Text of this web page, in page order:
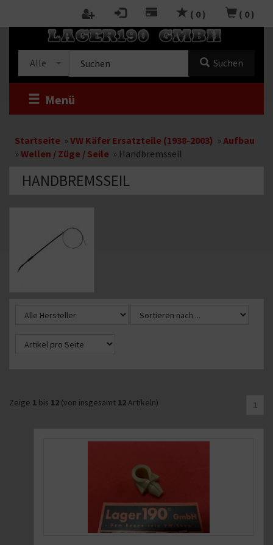
( 0 ) ( 0 )
Alle
Shop
Suchen
Menü
Startseite » VW Käfer Ersatzteile (1938-2003) » Aufbau
» Wellen / Züge / Seile » Handbremsseil
HANDBREMSSEIL
Zeige 1 bis 12 (von insgesamt 12Artikeln) 1